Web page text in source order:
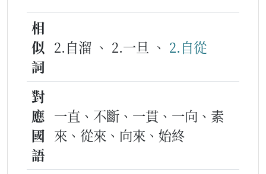
相
似
詞
2.自溜 、 2.一旦 、 2.自從
對
應
國
語
一直、不斷、一貫、一向、素
來、從來、向來、始終